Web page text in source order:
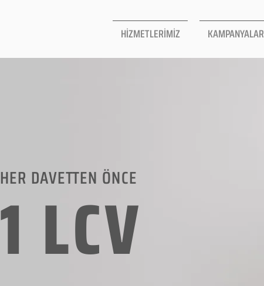
HİZMETLERİMİZ KAMPANYALAR
HER DAVETTEN ÖNCE
1 LCV